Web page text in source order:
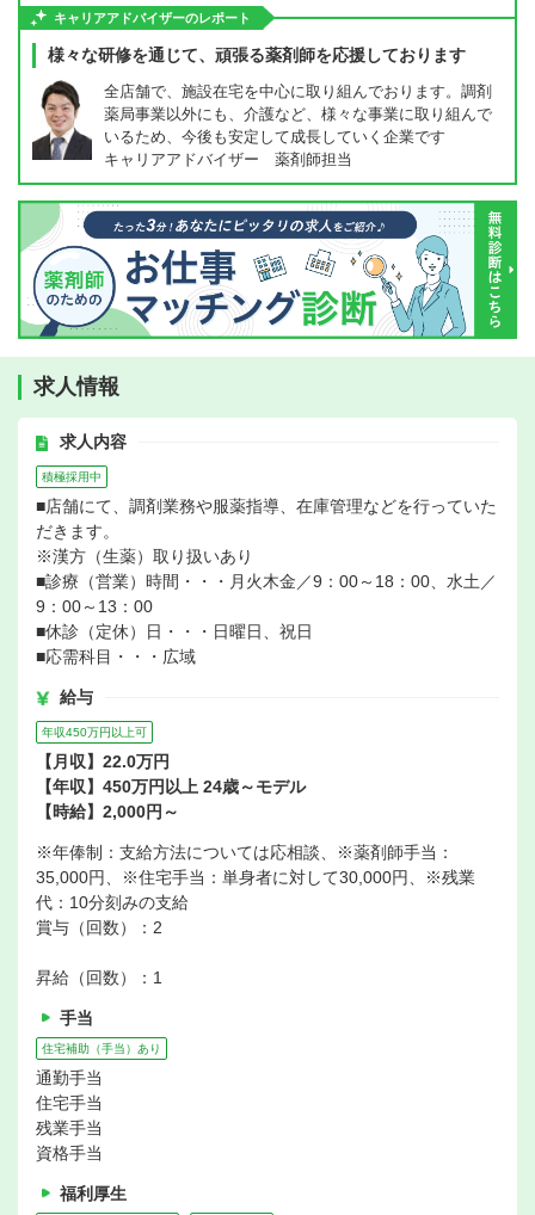
キャリアアドバイザーのレポート
様々な研修を通じて、頑張る薬剤師を応援しております
全店舗で、施設在宅を中心に取り組んでおります。調剤
薬局事業以外にも、介護など、様々な事業に取り組んで
いるため、今後も安定して成長していく企業です
キャリアアドバイザー 薬剤師担当
求人情報
求人内容
積極採用中
■店舗にて、調剤業務や服薬指導、在庫管理などを行っていた
だきます。
※漢方（生薬）取り扱いあり
■診療（営業）時間・・・月火木金／9：00～18：00、水土／
9：00～13：00
■休診（定休）日・・・日曜日、祝日
■応需科目・・・広域
給与
年収450万円以上可
【月収】22.0万円
【年収】450万円以上 24歳～モデル
【時給】2,000円～
※年俸制：支給方法については応相談、※薬剤師手当：
35,000円、※住宅手当：単身者に対して30,000円、※残業
代：10分刻みの支給
賞与（回数）：2
昇給（回数）：1
手当
住宅補助（手当）あり
通勤手当
住宅手当
残業手当
資格手当
福利厚生